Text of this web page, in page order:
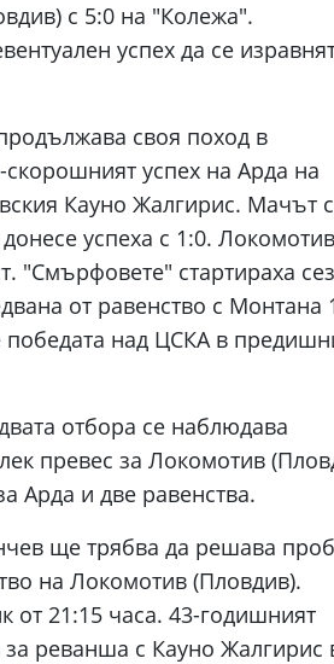
с 5:0 на "Колежа".
успех да се
своя поход в
успех на Арда на
Кауно Жалгирис. Мачът
успеха с 1:0. Локомотив
"Смърфовете" стартираха
от равенство с Монтана
победата над ЦСКА в
отбора се наблюдава
превес за Локомотив
Арда и две равенства.
ще трябва да решава
на Локомотив (Пловдив).
от 21:15 часа. 43-годишният
за реванша с Кауно Жалгирис